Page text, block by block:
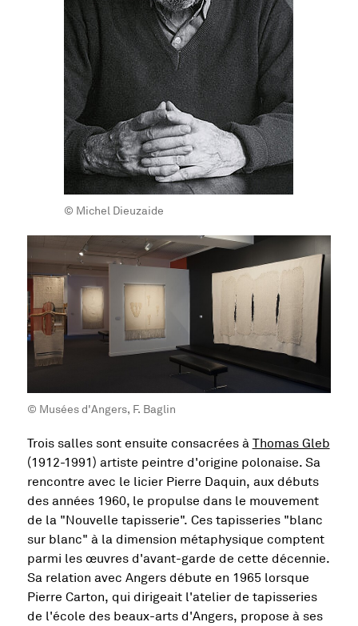
© Michel Dieuzaide
© Musées d'Angers, F. Baglin
Trois salles sont ensuite consacrées à Thomas Gleb,
(1912-1991) artiste peintre d'origine polonaise. Sa
rencontre avec le licier Pierre Daquin, aux débuts
des années 1960, le propulse dans le mouvement
de la "Nouvelle tapisserie". Ces tapisseries "blanc
sur blanc" à la dimension métaphysique comptent
parmi les œuvres d'avant-garde de cette décennie.
Sa relation avec Angers débute en 1965 lorsque
Pierre Carton, qui dirigeait l'atelier de tapisseries
de l'école des beaux-arts d'Angers, propose à ses